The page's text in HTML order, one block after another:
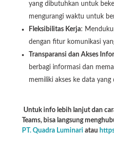
yang dibutuhkan untuk
mengurangi waktu untuk
Fleksibilitas Kerja:
dengan fitur komunikasi
Transparansi dan Akses
berbagi informasi dan
memiliki akses ke data
Untuk info lebih lanjut dan
Teams, bisa langsung
PT. Quadra Luminari atau